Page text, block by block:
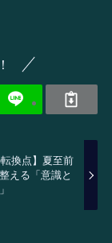
転換点】夏至前
える「意識と